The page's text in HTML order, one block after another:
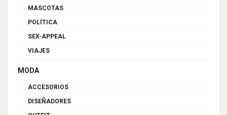
MASCOTAS
POLÍTICA
SEX-APPEAL
VIAJES
MODA
ACCESORIOS
DISEÑADORES